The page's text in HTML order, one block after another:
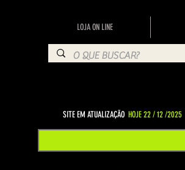
LOJA ON LINE
SITE EM ATUALIZAÇÃO HOJE 22 / 12 /2025